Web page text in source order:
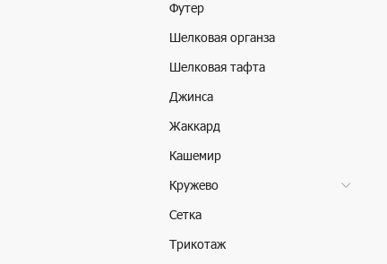
Футер
Шелковая органза
Шелковая тафта
Джинса
Жаккард
Кашемир
Кружево
Сетка
Трикотаж